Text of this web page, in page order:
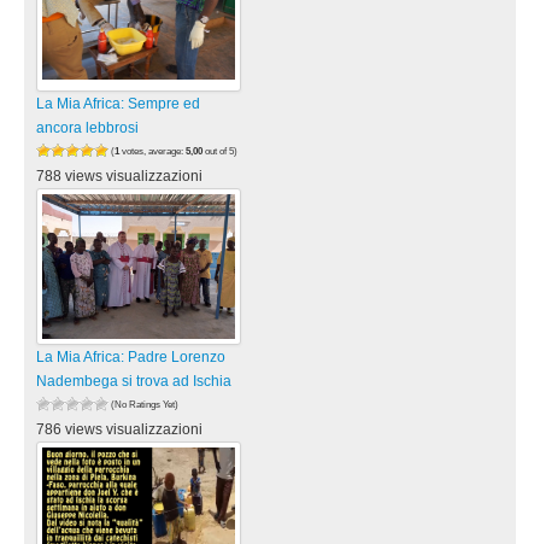
La Mia Africa: Sempre ed
ancora lebbrosi
(1 votes, average: 5,00 out of 5)
788 views visualizzazioni
La Mia Africa: Padre Lorenzo
Nadembega si trova ad Ischia
(No Ratings Yet)
786 views visualizzazioni